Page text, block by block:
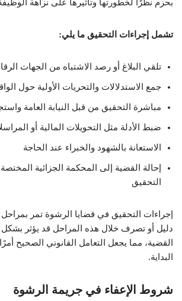
بحزم نظرًا لخطورتها وتأثيرها على نزاهة
تشمل إجراءات التحقيق ما يلي:
تلقي البلاغ أو رصد الاشتباه من الجهات
جمع الاستدلالات والتحريات الأولية حول
مباشرة التحقيق من قبل النيابة العامة
ضبط الأدلة مثل التحويلات المالية أو
الاستعانة بالشهود والخبراء عند الحاجة
إحالة القضية إلى المحكمة الجزائية
التحقيق
إجراءات التحقيق في قضايا الرشوة تمر
دليل أو تصرف خلال هذه المراحل قد يؤثر
القضية، مما يجعل التعامل القانوني الصحيح أمرًا
البداية.
شروط الإعفاء في جريمة الرشوة